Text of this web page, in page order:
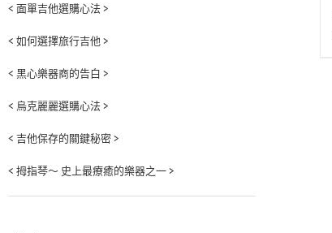
< 面單吉他選購心法 >
< 如何選擇旅行吉他 >
< 黑心樂器商的告白 >
< 烏克麗麗選購心法 >
< 吉他保存的關鍵秘密 >
< 拇指琴～ 史上最療癒的樂器之一 >